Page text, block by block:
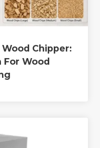
Chipper:
Wood